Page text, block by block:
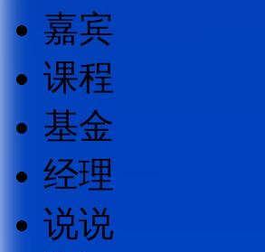
嘉宾
课程
基金
经理
说说